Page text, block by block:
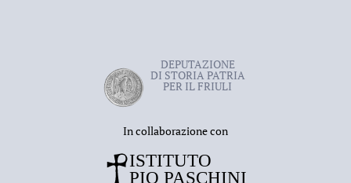
DEPUTAZIONE
DI STORIA PATRIA
PER IL FRIULI
In collaborazione con